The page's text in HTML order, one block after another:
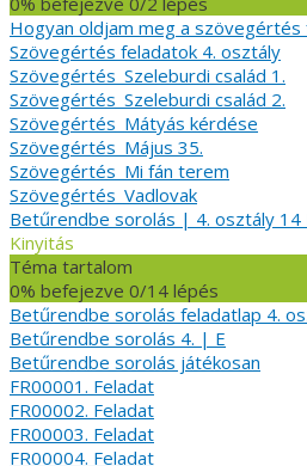
Hogyan oldjam meg a
Szövegértés feladatok 4. osztály
Szövegértés_Szeleburdi család 1.
Szövegértés_Szeleburdi család 2.
Szövegértés_Mátyás kérdése
Szövegértés_Május 35.
Szövegértés_Mi fán terem
Szövegértés_Vadlovak
Betűrendbe sorolás | 4. osztály 14
Kinyitás
Téma tartalom
0% befejezve 0/14 lépés
Betűrendbe sorolás feladatlap 4.
Betűrendbe sorolás 4. | E
Betűrendbe sorolás játékosan
FR00001. Feladat
FR00002. Feladat
FR00003. Feladat
FR00004. Feladat